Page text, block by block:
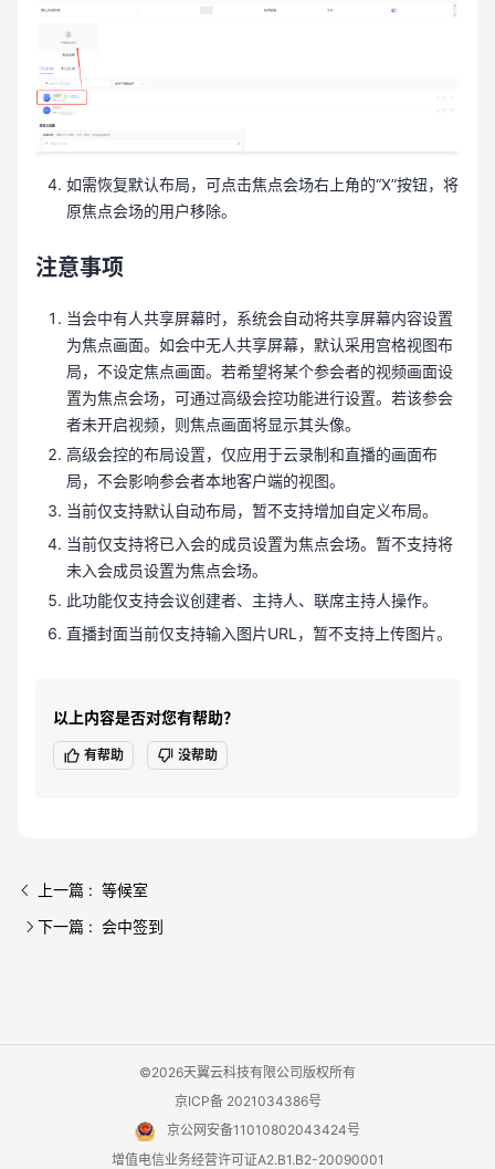
如需恢复默认布局，可点击焦点会场右上角的“X”按钮，将
原焦点会场的用户移除。
注意事项
当会中有人共享屏幕时，系统会自动将共享屏幕内容设置
为焦点画面。如会中无人共享屏幕，默认采用宫格视图布
局，不设定焦点画面。若希望将某个参会者的视频画面设
置为焦点会场，可通过高级会控功能进行设置。若该参会
者未开启视频，则焦点画面将显示其头像。
高级会控的布局设置，仅应用于云录制和直播的画面布
局，不会影响参会者本地客户端的视图。
当前仅支持默认自动布局，暂不支持增加自定义布局。
当前仅支持将已入会的成员设置为焦点会场。暂不支持将
未入会成员设置为焦点会场。
此功能仅支持会议创建者、主持人、联席主持人操作。
直播封面当前仅支持输入图片URL，暂不支持上传图片。
以上内容是否对您有帮助？
有帮助 没帮助
上一篇 : 等候室
下一篇 : 会中签到
©2026天翼云科技有限公司版权所有
京ICP备 2021034386号
京公网安备11010802043424号
增值电信业务经营许可证A2.B1.B2-20090001